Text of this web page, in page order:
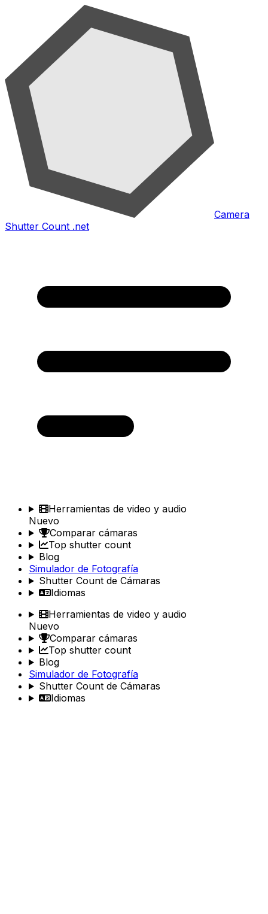
Camera
Shutter Count .net
Herramientas de video y audio
Nuevo
Comparar cámaras
Top shutter count
Blog
Simulador de Fotografía
Shutter Count de Cámaras
Idiomas
Herramientas de video y audio
Nuevo
Comparar cámaras
Top shutter count
Blog
Simulador de Fotografía
Shutter Count de Cámaras
Idiomas